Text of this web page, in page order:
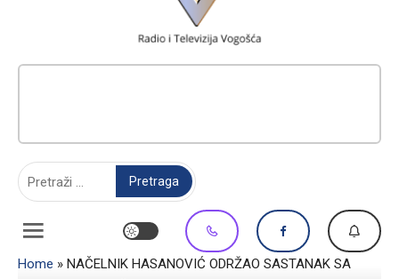
Home » NAČELNIK HASANOVIĆ ODRŽAO SASTANAK SA